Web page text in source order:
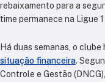
rebaixamento para a
time permanece na Ligue
Há duas semanas, o clube
situação financeira.
Controle e Gestão